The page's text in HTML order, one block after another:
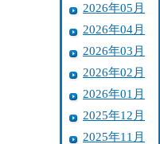
2026年05月
2026年04月
2026年03月
2026年02月
2026年01月
2025年12月
2025年11月